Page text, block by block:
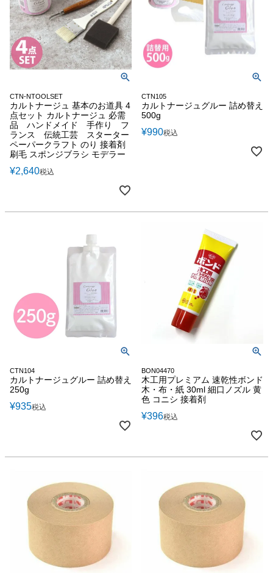
CTN-NTOOLSET
カルトナージュ 基本のお道具 4
点セット カルトナージュ 必需
品 ハンドメイド 手作り フ
ランス 伝統工芸 スターター
ペーパークラフト のり 接着剤
刷毛 スポンジブラシ モデラー
¥2,640税込
CTN105
カルトナージュグルー 詰め替え
500g
¥990税込
CTN104
カルトナージュグルー 詰め替え
250g
¥935税込
BON04470
木工用プレミアム 速乾性ボンド
木・布・紙 30ml 細口ノズル 黄
色 コニシ 接着剤
¥396税込